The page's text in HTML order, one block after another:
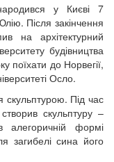
у Києві 7
Після закінчення
на архітектурний
будівництва
поїхати до Норвегії,
Осло.
скульптурою. Під час
скульптуру –
формі
загибелі сина його